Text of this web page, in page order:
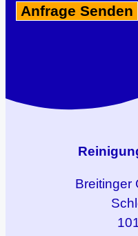
Breitinger